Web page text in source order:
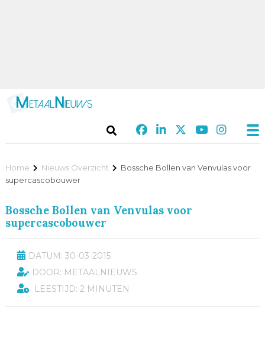
Home Nieuws Overzicht
Bossche Bollen van Venvulas voor
supercascobouwer
Bossche Bollen van Venvulas voor
supercascobouwer
DATUM: 30-03-2015
DOOR: METAALNIEUWS
LEESTIJD: 2 MINUTEN